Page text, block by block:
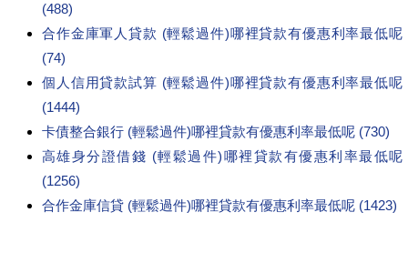
(488)
合作金庫軍人貸款 (輕鬆過件)哪裡貸款有優惠利率最低呢
(74)
個人信用貸款試算 (輕鬆過件)哪裡貸款有優惠利率最低呢
(1444)
卡債整合銀行 (輕鬆過件)哪裡貸款有優惠利率最低呢 (730)
高雄身分證借錢 (輕鬆過件)哪裡貸款有優惠利率最低呢
(1256)
合作金庫信貸 (輕鬆過件)哪裡貸款有優惠利率最低呢 (1423)